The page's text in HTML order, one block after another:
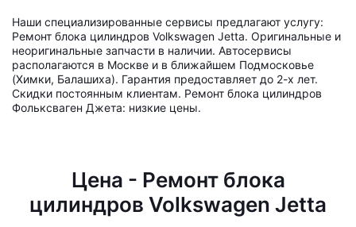
Наши специализированные сервисы предлагают услугу:
Ремонт блока цилиндров Volkswagen Jetta. Оригинальные и
неоригинальные запчасти в наличии. Автосервисы
располагаются в Москве и в ближайшем Подмосковье
(Химки, Балашиха). Гарантия предоставляет до 2-х лет.
Скидки постоянным клиентам. Ремонт блока цилиндров
Фольксваген Джета: низкие цены.
Цена - Ремонт блока
цилиндров Volkswagen Jetta